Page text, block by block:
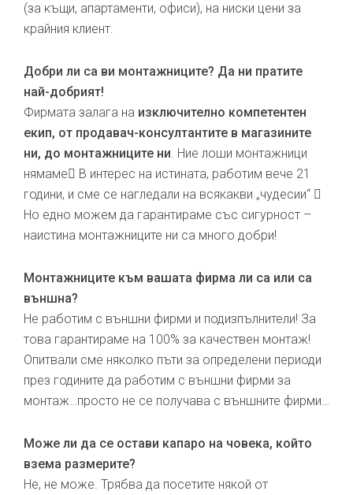
(за къщи, апартаменти, офиси), на ниски цени за
крайния клиент.
Добри ли са ви монтажниците? Да ни пратите
най-добрият!
Фирмата залага на изключително компетентен
екип, от продавач-консултантите в магазините
ни, до монтажниците ни. Ние лоши монтажници
нямаме В интерес на истината, работим вече 21
години, и сме се нагледали на всякакви „чудесии“ 
Но едно можем да гарантираме със сигурност –
наистина монтажниците ни са много добри!
Монтажниците към вашата фирма ли са или са
външна?
Не работим с външни фирми и подизпълнители! За
това гарантираме на 100% за качествен монтаж!
Опитвали сме няколко пъти за определени периоди
през годините да работим с външни фирми за
монтаж…просто не се получава с външните фирми…
Може ли да се остави капаро на човека, който
взема размерите?
Не, не може. Трябва да посетите някой от